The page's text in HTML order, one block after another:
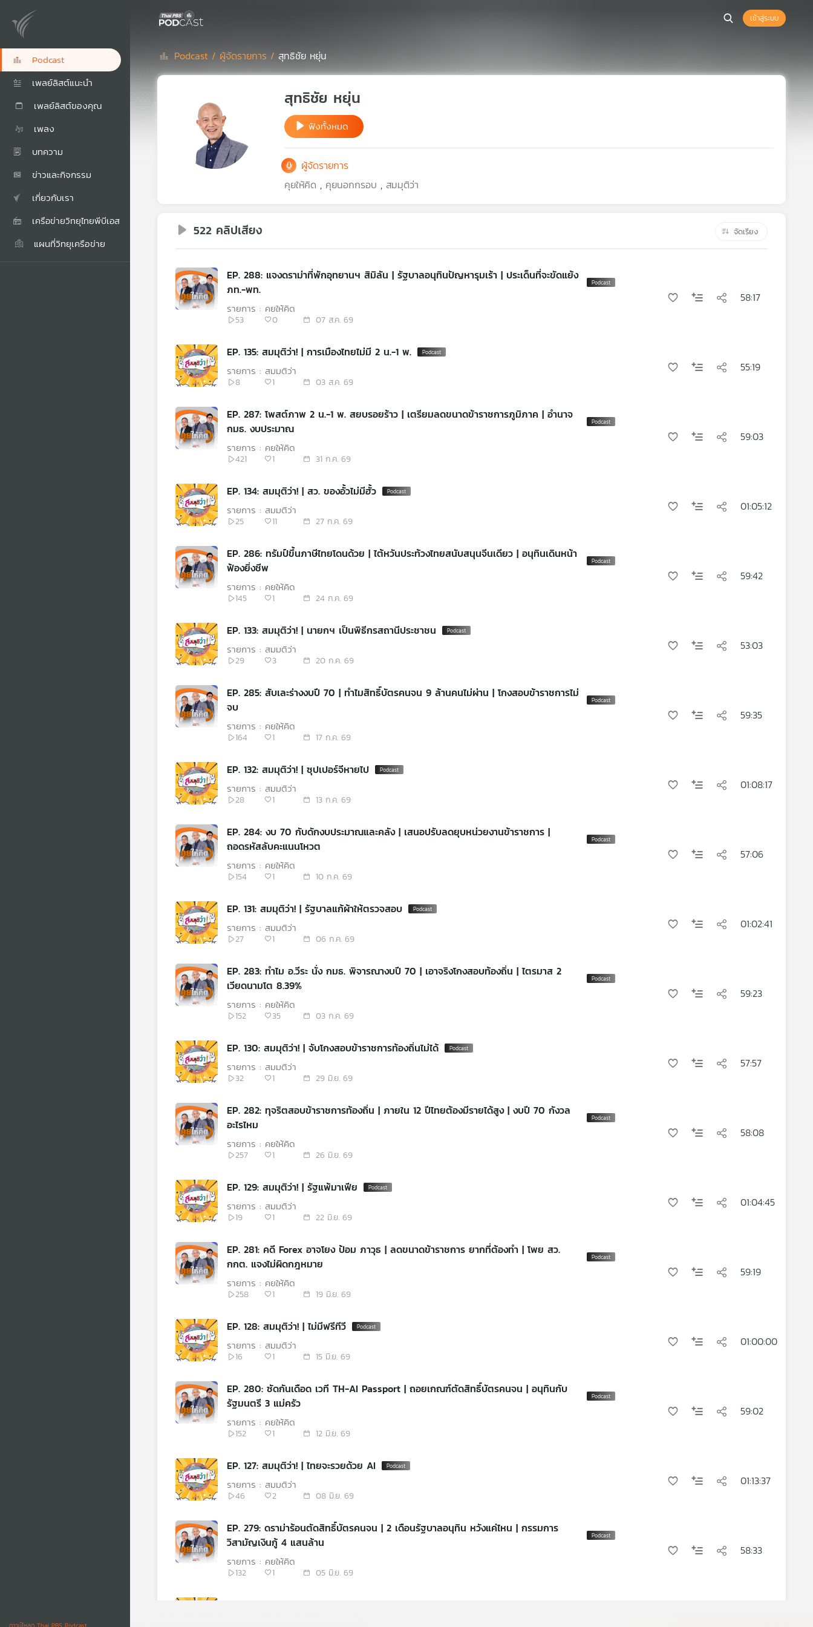
Podcast
เพลย์ลิสต์แนะนำ
เพลย์ลิสต์ของคุณ
เพลง
บทความ
ข่าวและกิจกรรม
เกี่ยวกับเรา
เครือข่ายวิทยุไทยพีบีเอส
แผนที่วิทยุเครือข่าย
เข้าสู่ระบบ
Podcast / ผู้จัดรายการ / สุทธิชัย หยุ่น
สุทธิชัย หยุ่น
ฟังทั้งหมด
ผู้จัดรายการ
คุยให้คิด , คุยนอกกรอบ , สมมุติว่า
522 คลิปเสียง จัดเรียง
EP. 288: แจงดราม่าที่พักอุทยานฯ สิมิลัน | รัฐบาลอนุทินปัญหารุมเร้า | ประเด็นที่จะขัดแย้ง
ภท.-พท.
53 0 07 ส.ค. 69
รายการ : คุยให้คิด
58:17
EP. 135: สมมุติว่า! | การเมืองไทยไม่มี 2 น.-1 พ.
8 1 03 ส.ค. 69
รายการ : สมมุติว่า 55:19
EP. 287: โพสต์ภาพ 2 น.-1 พ. สยบรอยร้าว | เตรียมลดขนาดข้าราชการภูมิภาค | อำนาจ
กมธ. งบประมาณ
421 1 31 ก.ค. 69
รายการ : คุยให้คิด
59:03
EP. 134: สมมุติว่า! | สว. ของอั้วไม่มีฮั้ว
25 11 27 ก.ค. 69
รายการ : สมมุติว่า 01:05:12
EP. 286: ทรัมป์ขึ้นภาษีไทยโดนด้วย | ไต้หวันประท้วงไทยสนับสนุนจีนเดียว | อนุทินเดินหน้า
ฟ้องยิ่งชีพ
145 1 24 ก.ค. 69
รายการ : คุยให้คิด
59:42
EP. 133: สมมุติว่า! | นายกฯ เป็นพิธีกรสถานีประชาชน
29 3 20 ก.ค. 69
รายการ : สมมุติว่า 53:03
EP. 285: สับเละร่างงบปี 70 | ทำไมสิทธิ์บัตรคนจน 9 ล้านคนไม่ผ่าน | โกงสอบข้าราชการไม่
จบ
164 1 17 ก.ค. 69
รายการ : คุยให้คิด
59:35
EP. 132: สมมุติว่า! | ซุปเปอร์จีหายไป
28 1 13 ก.ค. 69
รายการ : สมมุติว่า 01:08:17
EP. 284: งบ 70 กับดักงบประมาณและคลัง | เสนอปรับลดยุบหน่วยงานข้าราชการ |
ถอดรหัสลับคะแนนโหวต
154 1 10 ก.ค. 69
รายการ : คุยให้คิด
57:06
EP. 131: สมมุติว่า! | รัฐบาลแก้ผ้าให้ตรวจสอบ
27 1 06 ก.ค. 69
รายการ : สมมุติว่า 01:02:41
EP. 283: ทำไม อ.วีระ นั่ง กมธ. พิจารณางบปี 70 | เอาจริงโกงสอบท้องถิ่น | ไตรมาส 2
เวียดนามโต 8.39%
152 35 03 ก.ค. 69
รายการ : คุยให้คิด
59:23
EP. 130: สมมุติว่า! | จับโกงสอบข้าราชการท้องถิ่นไม่ได้
32 1 29 มิ.ย. 69
รายการ : สมมุติว่า 57:57
EP. 282: ทุจริตสอบข้าราชการท้องถิ่น | ภายใน 12 ปีไทยต้องมีรายได้สูง | งบปี 70 กังวล
อะไรไหม
257 1 26 มิ.ย. 69
รายการ : คุยให้คิด
58:08
EP. 129: สมมุติว่า! | รัฐแพ้มาเฟีย
19 1 22 มิ.ย. 69
รายการ : สมมุติว่า 01:04:45
EP. 281: คดี Forex อาจโยง ป้อม ภาวุธ | ลดขนาดข้าราชการ ยากที่ต้องทำ | โพย สว.
กกต. แจงไม่ผิดกฎหมาย
258 1 19 มิ.ย. 69
รายการ : คุยให้คิด
59:19
EP. 128: สมมุติว่า! | ไม่มีฟรีทีวี
16 1 15 มิ.ย. 69
รายการ : สมมุติว่า 01:00:00
EP. 280: ซัดกันเดือด เวที TH-AI Passport | ถอยเกณฑ์ตัดสิทธิ์บัตรคนจน | อนุทินกับ
รัฐมนตรี 3 แม่ครัว
152 1 12 มิ.ย. 69
รายการ : คุยให้คิด
59:02
EP. 127: สมมุติว่า! | ไทยจะรวยด้วย AI
46 2 08 มิ.ย. 69
รายการ : สมมุติว่า 01:13:37
EP. 279: ดราม่าร้อนตัดสิทธิ์บัตรคนจน | 2 เดือนรัฐบาลอนุทิน หวังแค่ไหน | กรรมการ
วิสามัญเงินกู้ 4 แสนล้าน
132 1 05 มิ.ย. 69
รายการ : คุยให้คิด
58:33